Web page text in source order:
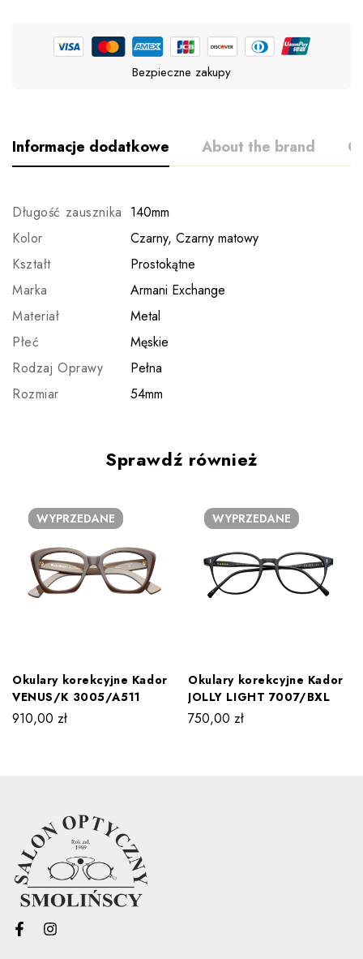
Bezpieczne zakupy
Informacje dodatkowe About the brand
Długość zausznika 140mm
Kolor
Czarny, Czarny matowy
Kształt
Prostokątne
Marka
Armani Exchange
Materiał
Metal
Płeć
Męskie
Rodzaj Oprawy
Pełna
Rozmiar
54mm
Sprawdź również
WYPRZEDANE
Okulary korekcyjne Kador
VENUS/K 3005/A511
910,00 zł
WYPRZEDANE
Okulary korekcyjne Kador
JOLLY LIGHT 7007/BXL
750,00 zł